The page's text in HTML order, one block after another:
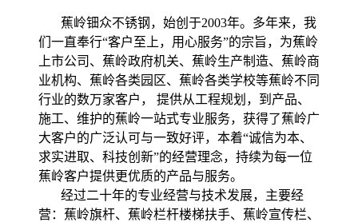
蕉岭钿众不锈钢，始创于2003年。多年来，我
们一直奉行“客户至上，用心服务”的宗旨，为蕉岭
上市公司、蕉岭政府机关、蕉岭生产制造、蕉岭商
业机构、蕉岭各类园区、蕉岭各类学校等蕉岭不同
行业的数万家客户， 提供从工程规划，到产品、
施工、维护的蕉岭一站式专业服务，获得了蕉岭广
大客户的广泛认可与一致好评，本着“诚信为本、
求实进取、科技创新”的经营理念，持续为每一位
蕉岭客户提供更优质的产品与服务。
经过二十年的专业经营与技术发展，主要经
营：蕉岭旗杆、蕉岭栏杆楼梯扶手、蕉岭宣传栏、